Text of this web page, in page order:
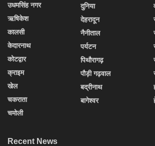
उधमसिंह नगर
ऋषिकेश
कालसी
केदारनाथ
कोटद्वार
क्राइम
खेल
चकराता
चमोली
दुनिया
देहरादून
नैनीताल
पर्यटन
पिथौरागढ़
पौड़ी गढ़वाल
बद्रीनाथ
बागेश्वर
Recent News